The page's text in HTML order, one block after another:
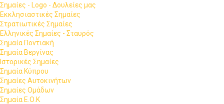
Σημαίες - Logo - Δουλείες μας
Εκκλησιαστικές Σημαίες
Στρατιωτικές Σημαίες
Ελληνικές Σημαίες - Σταυρός
Σημαία Ποντιακή
Σημαία Βεργίνας
Ιστορικές Σημαίες
Σημαία Κύπρου
Σημαίες Αυτοκινήτων
Σημαίες Ομάδων
Σημαία Ε.Ο.Κ